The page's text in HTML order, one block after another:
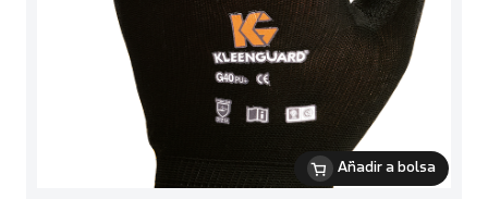
Añadir a bolsa